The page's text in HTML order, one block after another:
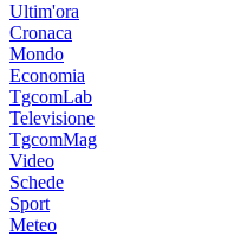
Ultim'ora
Cronaca
Mondo
Economia
TgcomLab
Televisione
TgcomMag
Video
Schede
Sport
Meteo